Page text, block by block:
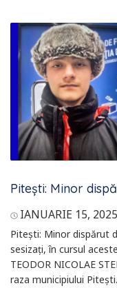
Pitești: Minor
IANUARIE 15, 2025
Pitești: Minor dispărut
sesizați, în cursul
TEODOR NICOLAE
raza municipiului